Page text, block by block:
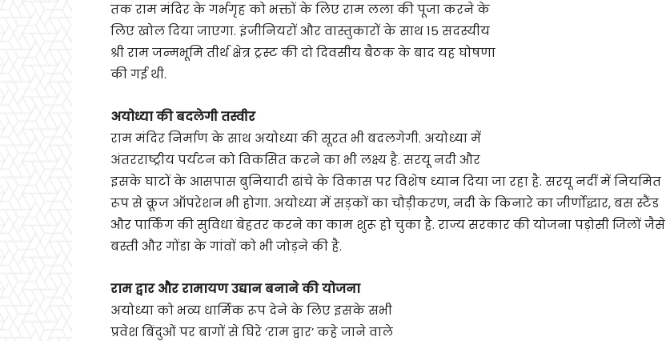
तक राम मंदिर के गर्भगृह को भक्तों के लिए राम लला की पूजा करने के
लिए खोल दिया जाएगा. इंजीनियरों और वास्तुकारों के साथ 15 सदस्यीय
श्री राम जन्मभूमि तीर्थ क्षेत्र ट्रस्ट की दो दिवसीय बैठक के बाद यह घोषणा
की गई थी.
अयोध्या की बदलेगी तस्वीर
राम मंदिर निर्माण के साथ अयोध्या की सूरत भी बदलगेगी. अयोध्या में
अंतरराष्ट्रीय पर्यटन को विकसित करने का भी लक्ष्य है. सरयू नदी और
इसके घाटों के आसपास बुनियादी ढांचे के विकास पर विशेष ध्यान दिया जा रहा है. सरयू नदीं में नियमित
रूप से क्रूज ऑपरेशन भी होगा. अयोध्या में सड़कों का चौड़ीकरण, नदी के किनारे का जीर्णोद्धार, बस स्टैंड
और पार्किंग की सुविधा बेहतर करने का काम शुरू हो चुका है. राज्य सरकार की योजना पड़ोसी जिलों जैसे
बस्ती और गोंडा के गांवों को भी जोड़ने की है.
राम द्वार और रामायण उद्यान बनाने की योजना
अयोध्या को भव्य धार्मिक रूप देने के लिए इसके सभी
प्रवेश बिंदुओं पर बागों से घिरे ‘राम द्वार’ कहे जाने वाले